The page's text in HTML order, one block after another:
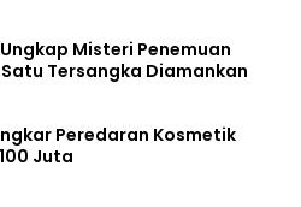
Misteri Penemuan
Tersangka Diamankan
Peredaran Kosmetik
Juta